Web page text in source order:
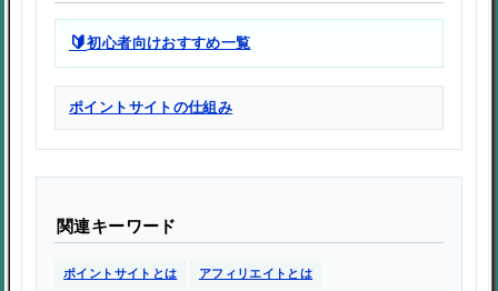
🔰初心者向けおすすめ一覧
ポイントサイトの仕組み
関連キーワード
ポイントサイトとは アフィリエイトとは